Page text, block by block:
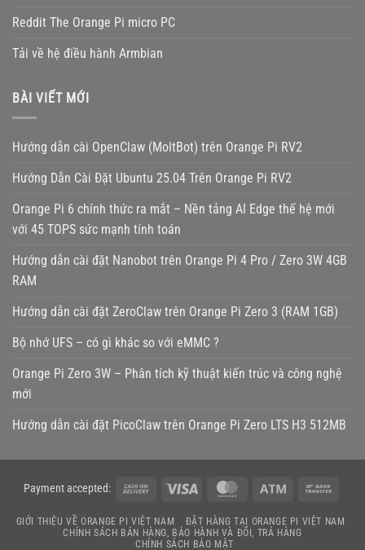
Reddit The Orange Pi micro PC
Tải về hệ điều hành Armbian
BÀI VIẾT MỚI
Hướng dẫn cài OpenClaw (MoltBot) trên Orange Pi RV2
Hướng Dẫn Cài Đặt Ubuntu 25.04 Trên Orange Pi RV2
Orange Pi 6 chính thức ra mắt – Nền tảng AI Edge thế hệ mới
với 45 TOPS sức mạnh tính toán
Hướng dẫn cài đặt Nanobot trên Orange Pi 4 Pro / Zero 3W 4GB
RAM
Hướng dẫn cài đặt ZeroClaw trên Orange Pi Zero 3 (RAM 1GB)
Bộ nhớ UFS – có gì khác so với eMMC ?
Orange Pi Zero 3W – Phân tích kỹ thuật kiến trúc và công nghệ
mới
Hướng dẫn cài đặt PicoClaw trên Orange Pi Zero LTS H3 512MB
Payment accepted:
Cash
Delivery
MasterCard Atm
GIỚI THIỆU VỀ ORANGE PI VIỆT NAM
ĐẶT HÀNG TẠI ORANGE PI VIỆT NAM
CHÍNH SÁCH BÁN HÀNG, BẢO HÀNH VÀ ĐỔI, TRẢ HÀNG
CHÍNH SÁCH BẢO MẬT